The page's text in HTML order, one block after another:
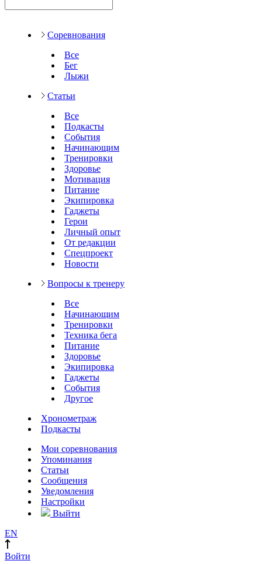
Соревнования
Все
Бег
Лыжи
Статьи
Все
Подкасты
События
Начинающим
Тренировки
Здоровье
Мотивация
Питание
Экипировка
Гаджеты
Герои
Личный опыт
От редакции
Спецпроект
Новости
Вопросы к тренеру
Все
Начинающим
Тренировки
Техника бега
Питание
Здоровье
Экипировка
Гаджеты
События
Другое
Хронометраж
Подкасты
Мои соревнования
Упоминания
Статьи
Сообщения
Уведомления
Настройки
Выйти
EN
Войти